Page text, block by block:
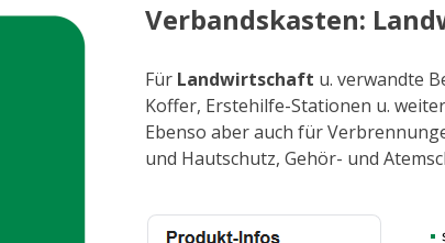
Verbandskasten:
Für Landwirtschaft u. verwandte
Koffer, Erstehilfe-Stationen u.
Ebenso aber auch für
und Hautschutz, Gehör- und